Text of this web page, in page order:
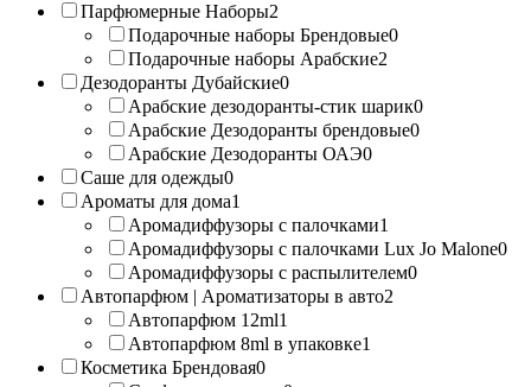
Парфюмерные Наборы2
Подарочные наборы Брендовые0
Подарочные наборы Арабские2
Дезодоранты Дубайские0
Арабские дезодоранты-стик шарик0
Арабские Дезодоранты брендовые0
Арабские Дезодоранты ОАЭ0
Саше для одежды0
Ароматы для дома1
Аромадиффузоры с палочками1
Аромадиффузоры с палочками Lux Jo Malone0
Аромадиффузоры с распылителем0
Автопарфюм | Ароматизаторы в авто2
Автопарфюм 12ml1
Автопарфюм 8ml в упаковке1
Косметика Брендовая0